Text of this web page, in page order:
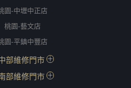
園-中壢中正店
桃園-藝文店
園-平鎮中豐店
部維修門市
部維修門市